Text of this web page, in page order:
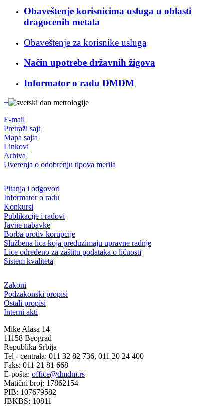
Obaveštenje korisnicima usluga u oblasti
dragocenih metala
Obaveštenje za korisnike usluga
Način upotrebe državnih žigova
Informator o radu DMDM
+
E-mail
Pretraži sajt
Mapa sajta
Linkovi
Arhiva
Uverenja o odobrenju tipova merila
Pitanja i odgovori
Informator o radu
Konkursi
Publikacije i radovi
Javne nabavke
Borba protiv korupcije
Službena lica koja preduzimaju upravne radnje
Lice određeno za zaštitu podataka o ličnosti
Sistem kvaliteta
Zakoni
Podzakonski propisi
Ostali propisi
Interni akti
Mike Alasa 14
11158 Beograd
Republika Srbija
Tel - centrala: 011 32 82 736, 011 20 24 400
Faks: 011 21 81 668
E-pošta: office@dmdm.rs
Matični broj: 17862154
PIB: 107679582
JBKBS: 10811